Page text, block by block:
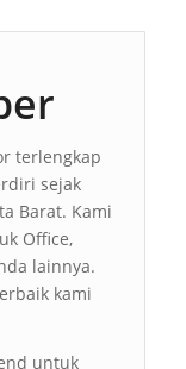
terlengkap
sejak
Barat. Kami
Office,
lainnya.
kami
untuk